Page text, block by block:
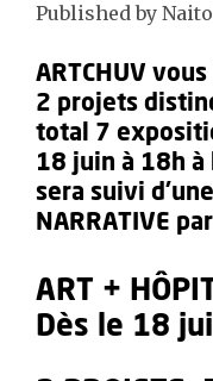
Published by
ARTCHUV
2 projets
total 7
18 juin à 18h à
sera suivi d'une
NARRATIVE
ART +
Dès le 18